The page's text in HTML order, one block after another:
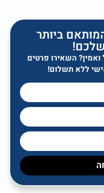
ביותר
השאירו פרטים
ללא תשלום!